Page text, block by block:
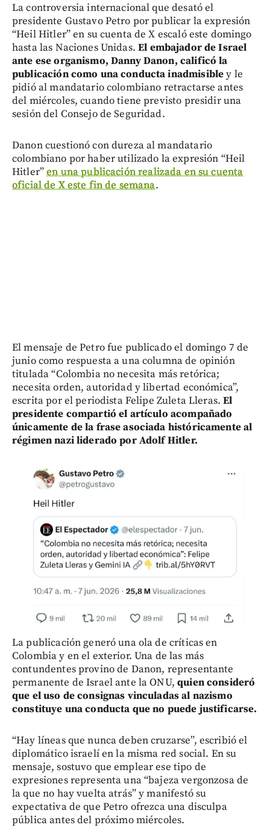
La controversia internacional que desató el
presidente Gustavo Petro por publicar la expresión
“Heil Hitler” en su cuenta de X escaló este domingo
hasta las Naciones Unidas. El embajador de Israel
ante ese organismo, Danny Danon, calificó la
publicación como una conducta inadmisibley le
pidió al mandatario colombiano retractarse antes
del miércoles, cuando tiene previsto presidir una
sesión del Consejo de Seguridad.
Danon cuestionó con dureza al mandatario
colombiano por haber utilizado la expresión “Heil
Hitler”en una publicación realizada en su cuenta
oficial de X este fin de semana.
El mensaje de Petro fue publicado el domingo 7 de
junio como respuesta a una columna de opinión
titulada “Colombia no necesita más retórica;
necesita orden, autoridad y libertad económica”,
escrita por el periodista Felipe Zuleta Lleras.El
presidente compartió el artículo acompañado
únicamente de la frase asociada históricamente al
régimen nazi liderado por Adolf Hitler.
La publicación generó una ola de críticas en
Colombia y en el exterior. Una de las más
contundentes provino de Danon, representante
permanente de Israel ante la ONU,quien consideró
que el uso de consignas vinculadas al nazismo
constituye una conducta que no puede justificarse.
“Hay líneas que nunca deben cruzarse”, escribió el
diplomático israelí en la misma red social. En su
mensaje, sostuvo que emplear ese tipo de
expresiones representa una “bajeza vergonzosa de
la que no hay vuelta atrás” y manifestó su
expectativa de que Petro ofrezca una disculpa
pública antes del próximo miércoles.